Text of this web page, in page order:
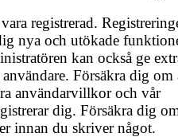
registrerad.
nya och utökade
kan också ge
Försäkra dig om
användarvillkor och vår
dig. Försäkra dig
innan du skriver något.